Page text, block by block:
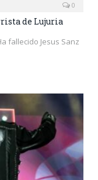
0
de Lujuria
fallecido Jesus Sanz